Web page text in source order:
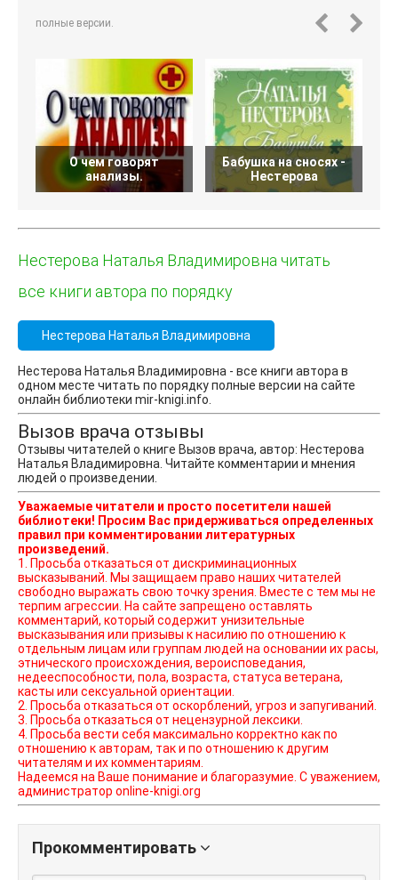
полные версии.
О чем говорят
анализы.
Бабушка на сносях -
Нестерова
Нестерова Наталья Владимировна читать
все книги автора по порядку
Нестерова Наталья Владимировна
Нестерова Наталья Владимировна - все книги автора в
одном месте читать по порядку полные версии на сайте
онлайн библиотеки mir-knigi.info.
Вызов врача отзывы
Отзывы читателей о книге Вызов врача, автор: Нестерова
Наталья Владимировна. Читайте комментарии и мнения
людей о произведении.
Уважаемые читатели и просто посетители нашей
библиотеки! Просим Вас придерживаться определенных
правил при комментировании литературных
произведений.
1. Просьба отказаться от дискриминационных
высказываний. Мы защищаем право наших читателей
свободно выражать свою точку зрения. Вместе с тем мы не
терпим агрессии. На сайте запрещено оставлять
комментарий, который содержит унизительные
высказывания или призывы к насилию по отношению к
отдельным лицам или группам людей на основании их расы,
этнического происхождения, вероисповедания,
недееспособности, пола, возраста, статуса ветерана,
касты или сексуальной ориентации.
2. Просьба отказаться от оскорблений, угроз и запугиваний.
3. Просьба отказаться от нецензурной лексики.
4. Просьба вести себя максимально корректно как по
отношению к авторам, так и по отношению к другим
читателям и их комментариям.
Надеемся на Ваше понимание и благоразумие. С уважением,
администратор online-knigi.org
Прокомментировать